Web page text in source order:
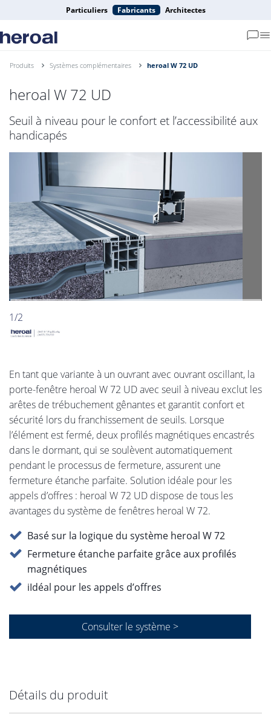
Particuliers Fabricants Architectes
Produits Systèmes complémentaires heroal W 72 UD
heroal W 72 UD
Seuil à niveau pour le confort et l’accessibilité aux
handicapés
2/2
En tant que variante à un ouvrant avec ouvrant oscillant, la
porte-fenêtre heroal W 72 UD avec seuil à niveau exclut les
arêtes de trébuchement gênantes et garantit confort et
sécurité lors du franchissement de seuils. Lorsque
l’élément est fermé, deux profilés magnétiques encastrés
dans le dormant, qui se soulèvent automatiquement
pendant le processus de fermeture, assurent une
fermeture étanche parfaite. Solution idéale pour les
appels d’offres : heroal W 72 UD dispose de tous les
avantages du système de fenêtres heroal W 72.
Basé sur la logique du système heroal W 72
Fermeture étanche parfaite grâce aux profilés
magnétiques
iIdéal pour les appels d’offres
Consulter le système >
Détails du produit